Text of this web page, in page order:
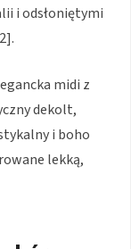
i odsłoniętymi
midi z
dekolt,
i boho
lekką,